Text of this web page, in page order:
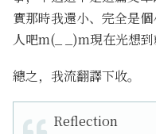
實那時我還小、完全是
人吧m(_ _)m現在光想
總之，我流翻譯下收。
Reflection